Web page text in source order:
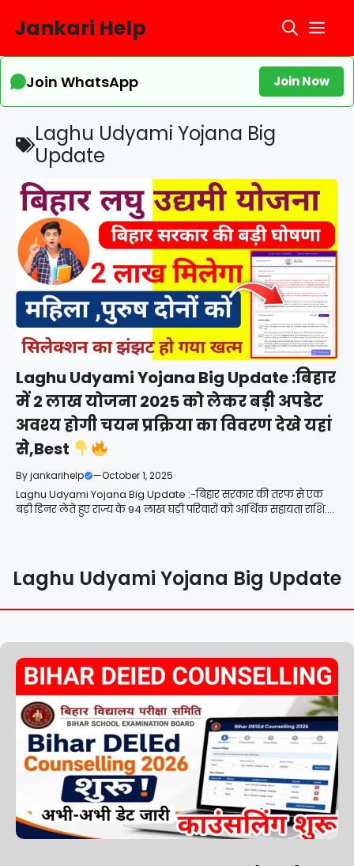
Jankari Help
Join WhatsApp Join Now
Laghu Udyami Yojana Big
Update
Laghu Udyami Yojana Big Update :बिहार
में 2 लाख योजना 2025 को लेकर बड़ी अपडेट
अवश्य होगी चयन प्रक्रिया का विवरण देखे यहां
से,Best
Byjankarihelp —October 1, 2025
Laghu Udyami Yojana Big Update :-बिहार सरकार की तरफ से एक
बड़ी डिनर लेते हुए राज्य के 94 लाख घड़ी परिवारों को आर्थिक सहायता राशि....
Laghu Udyami Yojana Big Update